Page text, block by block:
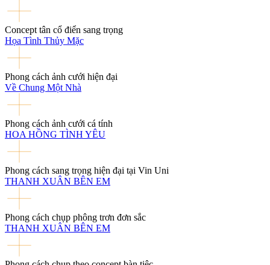
Concept tân cổ điển sang trọng
Họa Tình Thủy Mặc
Phong cách ảnh cưới hiện đại
Về Chung Một Nhà
Phong cách ảnh cưới cá tính
HOA HỒNG TÌNH YÊU
Phong cách sang trọng hiện đại tại Vin Uni
THANH XUÂN BÊN EM
Phong cách chụp phông trơn đơn sắc
THANH XUÂN BÊN EM